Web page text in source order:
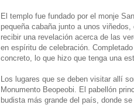
El templo fue fundado por el monje
pequeña cabaña junto a unos
recibir una revelación acerca de las
en espíritu de celebración.
concreto, lo que hizo que tenga una
Los lugares que se deben visitar allí
Monumento Beopeobi. El pabellón
budista más grande del país, donde